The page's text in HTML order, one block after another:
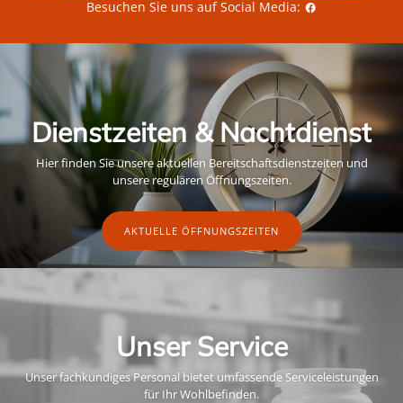
Besuchen Sie uns auf Social Media:
Dienstzeiten & Nachtdienst
Hier finden Sie unsere aktuellen Bereitschaftsdienstzeiten und
unsere regulären Öffnungszeiten.
AKTUELLE ÖFFNUNGSZEITEN
Unser Service
Unser fachkundiges Personal bietet umfassende Serviceleistungen
für Ihr Wohlbefinden.